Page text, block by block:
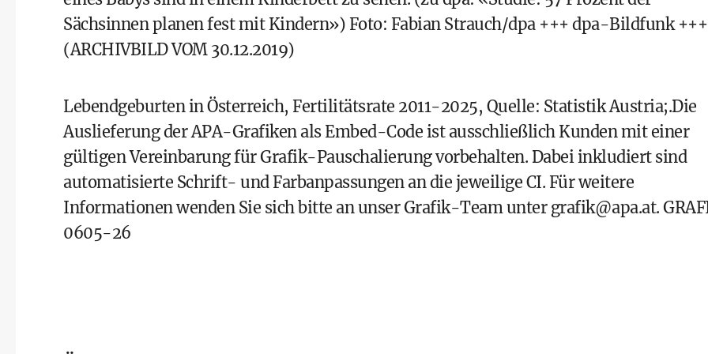
Sächsinnen planen fest mit Kindern») Foto: Fabian Strauch/dpa +++ dpa-Bildfunk
(ARCHIVBILD VOM 30.12.2019)
Lebendgeburten in Österreich, Fertilitätsrate 2011-2025, Quelle: Statistik Austria;.Die
Auslieferung der APA-Grafiken als Embed-Code ist ausschließlich Kunden mit einer
gültigen Vereinbarung für Grafik-Pauschalierung vorbehalten. Dabei inkludiert sind
automatisierte Schrift- und Farbanpassungen an die jeweilige CI. Für weitere
Informationen wenden Sie sich bitte an unser Grafik-Team unter grafik@apa.at.
0605-26